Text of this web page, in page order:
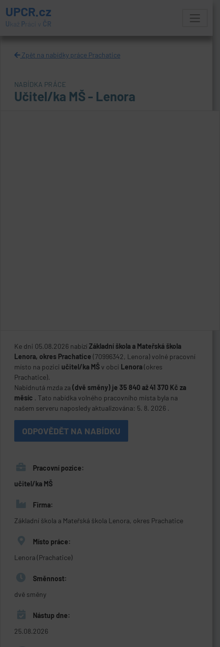
UPCR.cz
U kaž Práci v ČR
Zpět na nabídky práce Prachatice
NABÍDKA PRÁCE
Učitel/ka MŠ - Lenora
Ke dni 05.08.2026 nabízíZákladní škola a Mateřská škola
Lenora, okres Prachatice (70996342, Lenora) volné pracovní
místo na pozici učitel/ka MŠ v obci Lenora(okres
Prachatice).
Nabídnutá mzda za (dvě směny) je 35 840 až 41 370 Kč za
měsíc . Tato nabídka volného pracovního místa byla na
našem serveru naposledy aktualizována: 5. 8. 2026 .
ODPOVĚDĚT NA NABÍDKU
Pracovní pozice:
učitel/ka MŠ
Firma:
Základní škola a Mateřská škola Lenora, okres Prachatice
Místo práce:
Lenora (Prachatice)
Směnnost:
dvě směny
Nástup dne:
25.08.2026